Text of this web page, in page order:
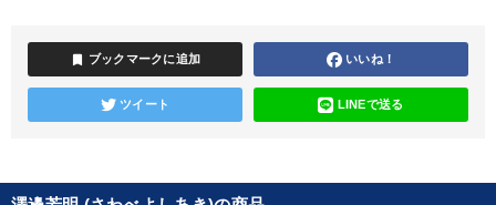
bookmark ブックマークに追加 いいね！
ツイート LINEで送る